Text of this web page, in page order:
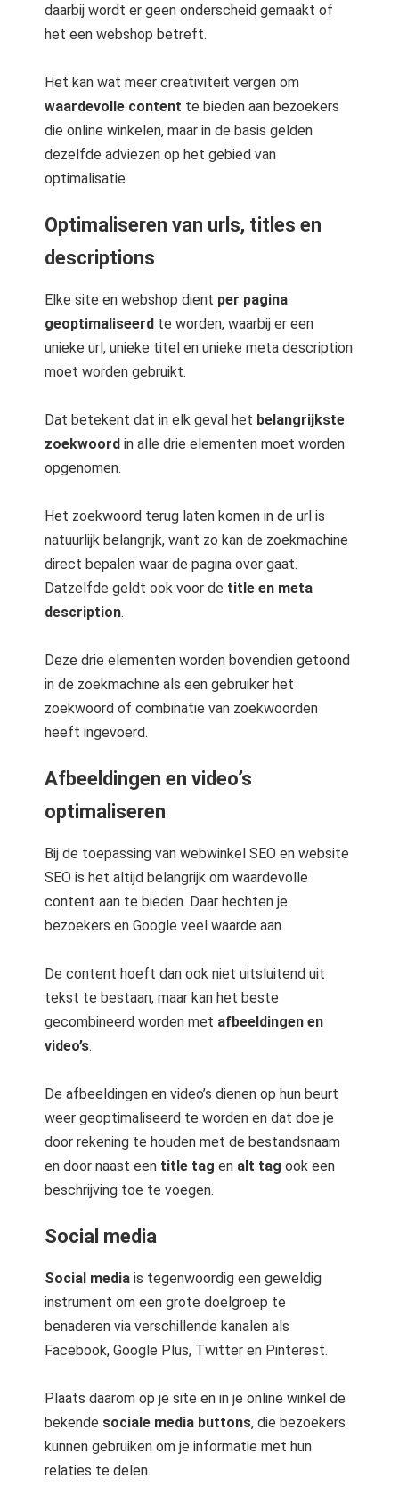
daarbij wordt er geen onderscheid gemaakt of
het een webshop betreft.
Het kan wat meer creativiteit vergen om
waardevolle content te bieden aan bezoekers
die online winkelen, maar in de basis gelden
dezelfde adviezen op het gebied van
optimalisatie.
Optimaliseren van urls, titles en
descriptions
Elke site en webshop dient per pagina
geoptimaliseerd te worden, waarbij er een
unieke url, unieke titel en unieke meta description
moet worden gebruikt.
Dat betekent dat in elk geval het belangrijkste
zoekwoord in alle drie elementen moet worden
opgenomen.
Het zoekwoord terug laten komen in de url is
natuurlijk belangrijk, want zo kan de zoekmachine
direct bepalen waar de pagina over gaat.
Datzelfde geldt ook voor de title en meta
description.
Deze drie elementen worden bovendien getoond
in de zoekmachine als een gebruiker het
zoekwoord of combinatie van zoekwoorden
heeft ingevoerd.
Afbeeldingen en video’s
optimaliseren
Bij de toepassing van webwinkel SEO en website
SEO is het altijd belangrijk om waardevolle
content aan te bieden. Daar hechten je
bezoekers en Google veel waarde aan.
De content hoeft dan ook niet uitsluitend uit
tekst te bestaan, maar kan het beste
gecombineerd worden met afbeeldingen en
video’s.
De afbeeldingen en video’s dienen op hun beurt
weer geoptimaliseerd te worden en dat doe je
door rekening te houden met de bestandsnaam
en door naast een title tag en alt tag ook een
beschrijving toe te voegen.
Social media
Social media is tegenwoordig een geweldig
instrument om een grote doelgroep te
benaderen via verschillende kanalen als
Facebook, Google Plus, Twitter en Pinterest.
Plaats daarom op je site en in je online winkel de
bekende sociale media buttons, die bezoekers
kunnen gebruiken om je informatie met hun
relaties te delen.